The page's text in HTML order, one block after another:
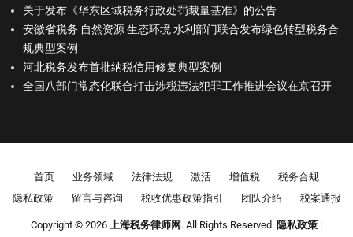
关于发布《华东区域税务行政处罚裁量基准》的公告
安徽省税务 自然资源 生态环境 水利部门联合发布绿色转型税务合
规典型案例
河北税务发布首批纳税信用修复典型案例
全国八部门常态化联合打击涉税违法犯罪工作推进会议在京召开
Footer menu
首页 业务领域 法律法规 激活 增值税
税务合规
隐私政策
留言与咨询 税收优惠政策指引 团队介绍 税案通报
Copyright © 2026 上海税务律师网 . All Rights Reserved. 隐私政策 |